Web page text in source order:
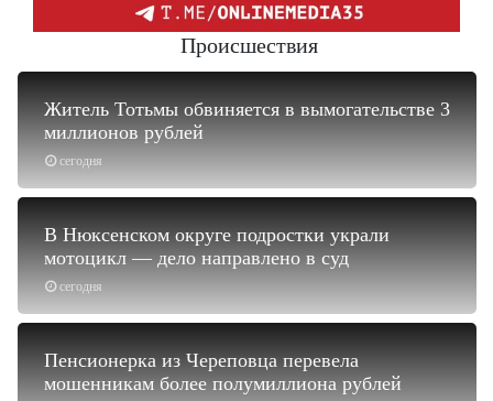
Происшествия
сегодня
Житель Тотьмы обвиняется в вымогательстве 3
миллионов рублей
сегодня
В Нюксенском округе подростки украли
мотоцикл — дело направлено в суд
Пенсионерка из Череповца перевела
мошенникам более полумиллиона рублей